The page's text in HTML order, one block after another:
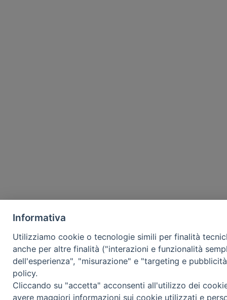
Informativa
Utilizziamo cookie o tecnologie simili per finalità
anche per altre finalità ("interazioni e funzionalità
dell'esperienza", "misurazione" e "targeting e
policy.
Cliccando su "accetta" acconsenti all'utilizzo dei
avere maggiori informazioni sui cookie utilizzati e